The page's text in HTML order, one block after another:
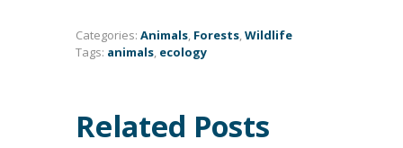
Categories: Animals, Forests,Wildlife
Tags: animals, ecology
Related Posts